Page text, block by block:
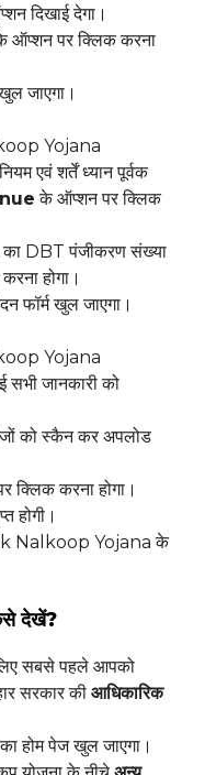
दिखाई देगा।
ऑप्शन पर क्लिक करना
जाएगा।
एवं शर्तें ध्यान पूर्वक
के ऑप्शन पर क्लिक
DBT पंजीकरण संख्या
होगा।
फॉर्म खुल जाएगा।
जानकारी को
को स्कैन कर अपलोड
करना होगा।
होगी।
Nalkoop Yojana के
देखें?
सबसे पहले आपको
सरकार की आधिकारिक
होम पेज खुल जाएगा।